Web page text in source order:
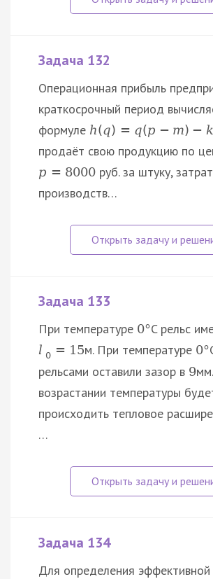
Задача 132
Операционная прибыль
краткосрочный период
формуле h(q) = q(p − m) − k
продаёт свою продукцию по
p = 8000 руб. за штуку,
производств…
Задача 133
При температуре 0°C рельс
l 0 = 15м. При температуре 0°
рельсами оставили зазор в 9
возрастании температуры
происходить тепловое
…
Задача 134
Для определения эффективной